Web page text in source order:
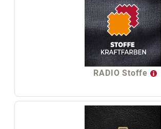
RADIO Stoffe